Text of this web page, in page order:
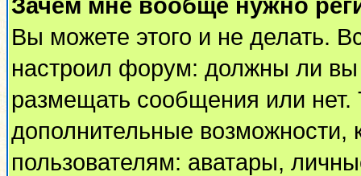
Зачем мне вообще нужно
Вы можете этого и не делать.
настроил форум: должны ли вы
размещать сообщения или
дополнительные
пользователям: аватары,